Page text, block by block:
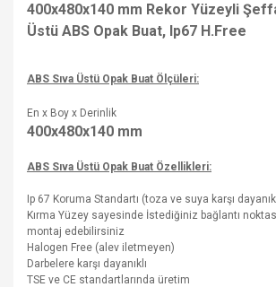
400x480x140 mm Rekor Yüzeyli
Üstü ABS Opak Buat, Ip67 H.Free
ABS Sıva Üstü Opak Buat Ölçüleri:
En x Boy x Derinlik
400x480x140 mm
ABS Sıva Üstü Opak Buat Özellikleri:
Ip 67 Koruma Standartı (toza ve suya karşı
Kırma Yüzey sayesinde İstediğiniz bağlantı
montaj edebilirsiniz
Halogen Free (alev iletmeyen)
Darbelere karşı dayanıklı
TSE ve CE standartlarında üretim